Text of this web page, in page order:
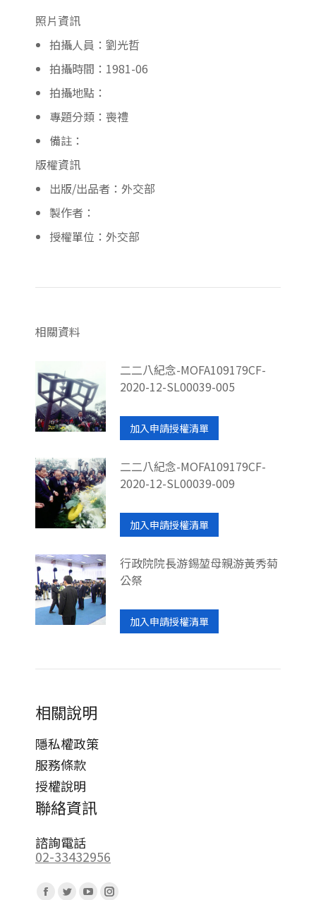
照片資訊
拍攝人員：劉光哲
拍攝時間：1981-06
拍攝地點：
專題分類：喪禮
備註：
版權資訊
出版/出品者：外交部
製作者：
授權單位：外交部
相關資料
二二八紀念-MOFA109179CF-
2020-12-SL00039-005
加入申請授權清單
二二八紀念-MOFA109179CF-
2020-12-SL00039-009
加入申請授權清單
行政院院長游錫堃母親游黃秀菊
公祭
加入申請授權清單
相關說明
隱私權政策
服務條款
授權說明
聯絡資訊
諮詢電話
02-33432956